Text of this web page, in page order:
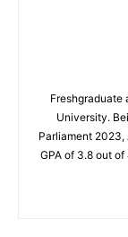
Freshgraduate
University.
Parliament 2023,
GPA of 3.8 out